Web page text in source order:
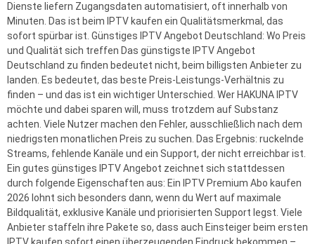
Dienste liefern Zugangsdaten automatisiert, oft innerhalb von
Minuten. Das ist beim IPTV kaufen ein Qualitätsmerkmal, das
sofort spürbar ist. Günstiges IPTV Angebot Deutschland: Wo Preis
und Qualität sich treffen Das günstigste IPTV Angebot
Deutschland zu finden bedeutet nicht, beim billigsten Anbieter zu
landen. Es bedeutet, das beste Preis-Leistungs-Verhältnis zu
finden – und das ist ein wichtiger Unterschied. Wer HAKUNA IPTV
möchte und dabei sparen will, muss trotzdem auf Substanz
achten. Viele Nutzer machen den Fehler, ausschließlich nach dem
niedrigsten monatlichen Preis zu suchen. Das Ergebnis: ruckelnde
Streams, fehlende Kanäle und ein Support, der nicht erreichbar ist.
Ein gutes günstiges IPTV Angebot zeichnet sich stattdessen
durch folgende Eigenschaften aus: Ein IPTV Premium Abo kaufen
2026 lohnt sich besonders dann, wenn du Wert auf maximale
Bildqualität, exklusive Kanäle und priorisierten Support legst. Viele
Anbieter staffeln ihre Pakete so, dass auch Einsteiger beim ersten